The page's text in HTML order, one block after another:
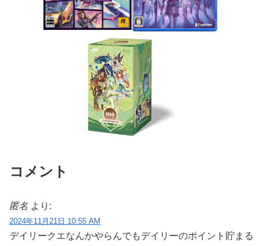
コメント
匿名 より:
2024年11月21日 10:55 AM
デイリークエなんかやらんでもデイリーのポイント貯まる